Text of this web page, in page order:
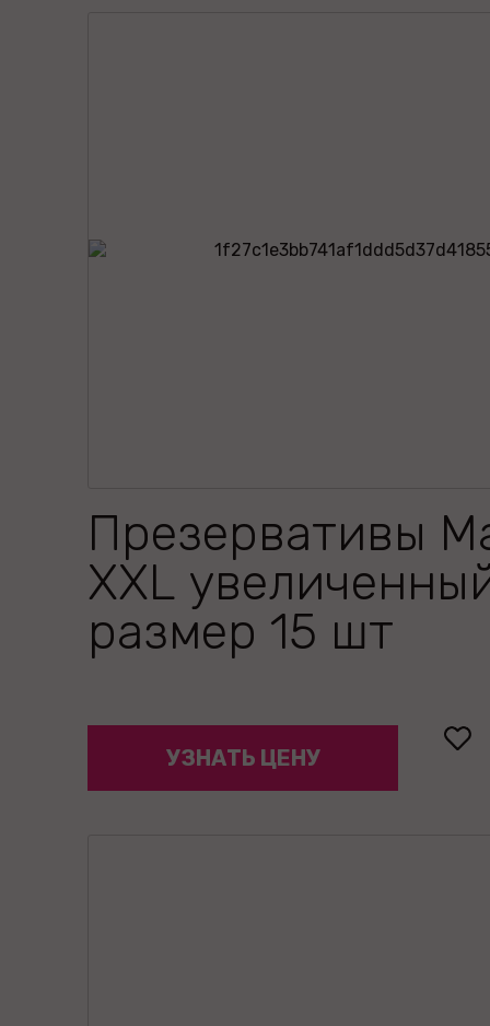
Презервативы
XXL
размер 15 шт
УЗНАТЬ ЦЕНУ